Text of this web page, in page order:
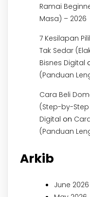
Ramai
Masa) – 2026
7 Kesilapan
Tak Sedar
Bisnes Digital
(Panduan
Cara Beli
(Step-by-Step
Digital on
(Panduan
Arkib
June 2026